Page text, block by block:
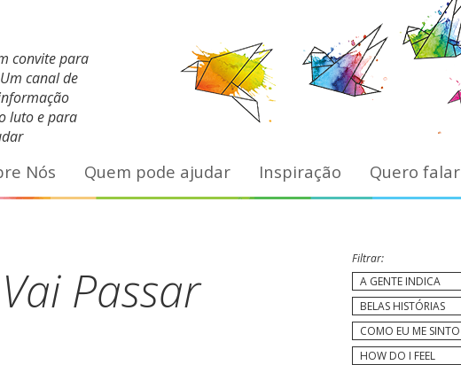
convite para
canal de
luto e para
Nós Quem pode ajudar Inspiração Quero falar
Passar
Filtrar:
A GENTE INDICA
BELAS HISTÓRIAS
COMO EU ME SINTO
HOW DO I FEEL